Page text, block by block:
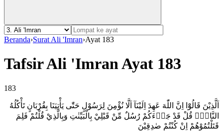
Beranda›Surat Ali 'Imran›Ayat 183
Tafsir Ali 'Imran Ayat 183
183
اَلَّذِيْنَ قَالُوْٓا اِنَّ اللّٰهَ عَهِدَ اِلَيْنَآ اَلَّا نُؤْمِنَ لِرَسُوْلٍ حَتّٰى يَأْتِيَنَا بِقُرْبَانٍ تَأْكُلُهُ
النَّارُۗ قُلْ قَدْ جَاۤءَكُمْ رُسُلٌ مِّنْ قَبْلِيْ بِالْبَيِّنٰتِ وَبِالَّذِيْ قُلْتُمْ فَلِمَ
قَتَلْتُمُوْهُمْ اِنْ كُنْتُمْ صٰدِقِيْنَ